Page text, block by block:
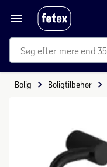
mere end
Bolig Boligtilbehør